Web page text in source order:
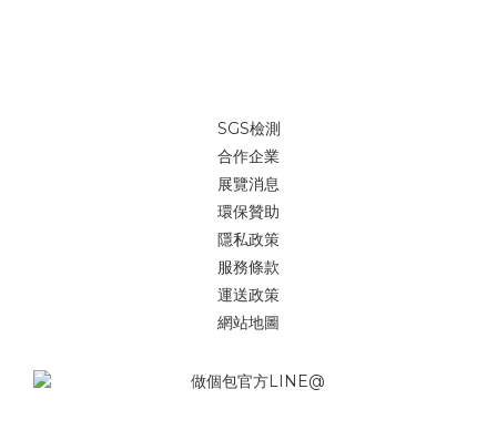
SGS檢測
合作企業
展覽消息
環保贊助
隱私政策
服務條款
運送政策
網站地圖